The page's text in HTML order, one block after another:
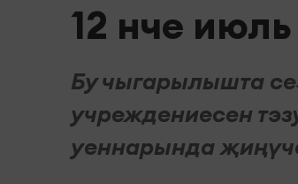
12 нче
Бу чыгарылышта
учреждениесен
уеннарында